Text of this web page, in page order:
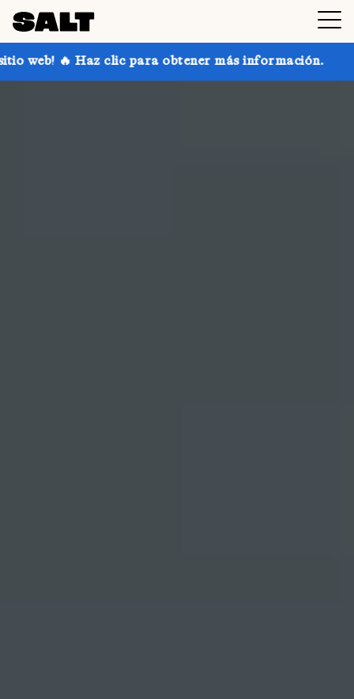
obtener más información. ¡Consigue hasta un